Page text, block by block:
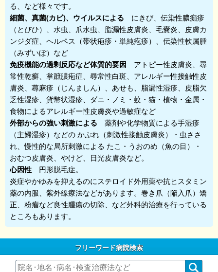
る、など様々です。
細菌、真菌(カビ)、ウイルスによる にきび、伝染性膿痂疹
（とびひ）、水虫、爪水虫、脂漏性皮膚炎、毛嚢炎、皮膚カ
ンジダ症、ヘルペス（帯状疱疹・単純疱疹）、伝染性軟属腫
（みずいぼ）など
免疫機能の過剰反応など体質的要因 アトピー性皮膚炎、尋
常性乾癬、掌蹠膿疱症、尋常性白斑、アレルギー性接触性皮
膚炎、蕁麻疹（じんましん）、あせも、脂漏性湿疹、皮脂欠
乏性湿疹、貨幣状湿疹、ダニ・ノミ・蚊・猫・植物・金属・
食物によるアレルギー性皮膚炎や過敏症など
外部からの強い刺激による 薬剤や化学物質による手湿疹
（主婦湿疹）などの かぶれ（刺激性接触皮膚炎）・虫ささ
れ、慢性的な局所刺激による たこ・うおのめ（魚の目）・
おむつ皮膚炎、やけど、日光皮膚炎など。
心因性 円形脱毛症。
炎症やかゆみを抑えるのにステロイド外用薬や抗ヒスタミン
薬の内服、紫外線療法などがあります。巻き爪（陥入爪）矯
正、粉瘤など良性腫瘍の切除、など外科的治療を行っている
ところもあります。
フリーワード病院検索